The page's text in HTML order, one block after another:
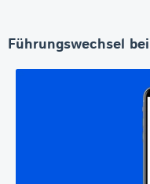
Führungswechsel